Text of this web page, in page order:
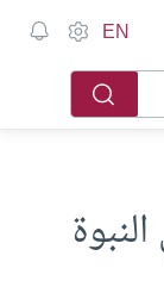
EN